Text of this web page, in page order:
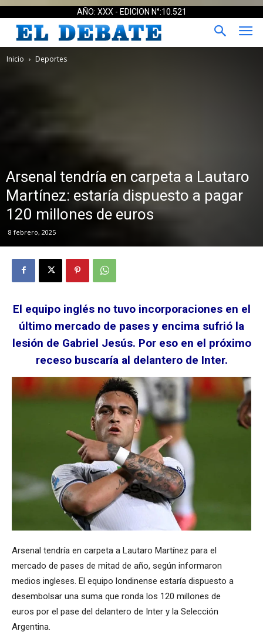
AÑO: XXX - EDICION N°:10.521
Inicio Deportes
Arsenal tendría en carpeta a Lautaro
Martínez: estaría dispuesto a pagar
120 millones de euros
8 febrero, 2025
El equipo inglés no tuvo incorporaciones en el
último mercado de pases y encima sufrió la
lesión de Gabriel Jesús. Por eso en el próximo
receso buscaría al delantero de Inter.
Arsenal tendría en carpeta a Lautaro Martínez para el
mercado de pases de mitad de año, según informaron
medios ingleses. El equipo londinense estaría dispuesto a
desembolsar una suma que ronda los 120 millones de
euros por el pase del delantero de Inter y la Selección
Argentina.